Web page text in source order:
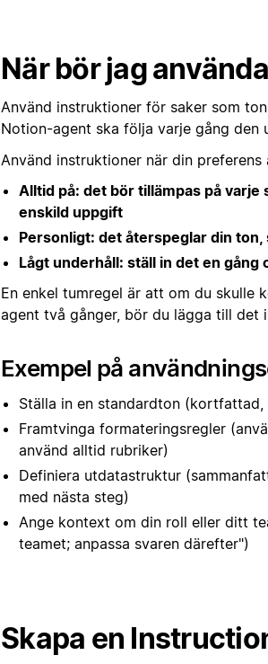
När bör jag
Använd instruktioner för saker som
Notion-agent ska följa varje gång den
Använd instruktioner när din preferens
Alltid på: det bör tillämpas på
enskild uppgift
Personligt: det återspeglar din
Lågt underhåll: ställ in det en gång
En enkel tumregel är att om du skulle
agent två gånger, bör du lägga till det
Exempel på
Ställa in en standardton (kortfattad,
Framtvinga formateringsregler
använd alltid rubriker)
Definiera utdatastruktur
med nästa steg)
Ange kontext om din roll eller ditt
teamet; anpassa svaren därefter")
Skapa en